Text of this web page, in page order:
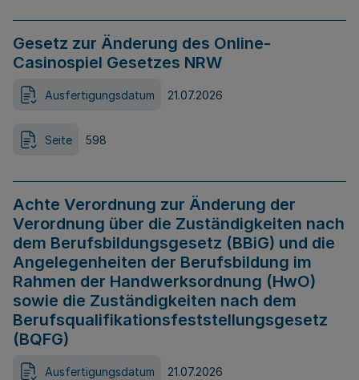
Gesetz zur Änderung des Online-
Casinospiel Gesetzes NRW
Ausfertigungsdatum 21.07.2026
Seite 598
Achte Verordnung zur Änderung der
Verordnung über die Zuständigkeiten nach
dem Berufsbildungsgesetz (BBiG) und die
Angelegenheiten der Berufsbildung im
Rahmen der Handwerksordnung (HwO)
sowie die Zuständigkeiten nach dem
Berufsqualifikationsfeststellungsgesetz
(BQFG)
Ausfertigungsdatum 21.07.2026